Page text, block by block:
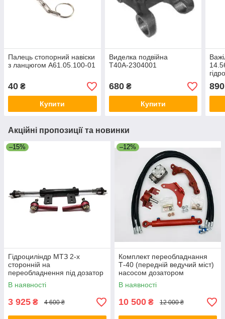
Палець стопорний навіски
з ланцюгом А61.05.100-01
40 ₴
Купити
Виделка подвійна
Т40А-2304001
680₴
Купити
890
Акційні пропозиції та новинки
–15%
Гідроциліндр МТЗ 2-х
сторонній на
переобладнення під дозатор
В наявності
3 925 ₴ 4 600 ₴
–12%
Комплект переобладнання
Т-40 (передній ведучий міст)
насосом дозатором
В наявності
10 500 ₴ 12 000 ₴